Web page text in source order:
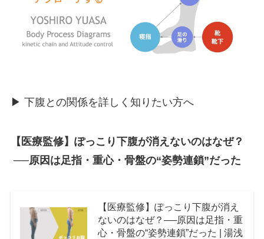
▶︎ 下腹との関係を詳しく知りたい方へ
【医療監修】ぽっこり下腹が消えないのはなぜ？
──原因は足指・重心・骨盤の“姿勢連鎖”だった
【医療監修】ぽっこり下腹が消え
ないのはなぜ？──原因は足指・重
心・骨盤の“姿勢連鎖”だった | 湯浅